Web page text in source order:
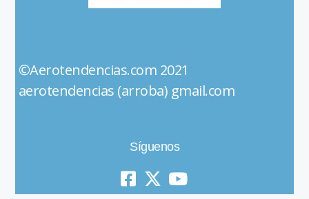
©Aerotendencias.com 2021
aerotendencias (arroba) gmail.com
Síguenos